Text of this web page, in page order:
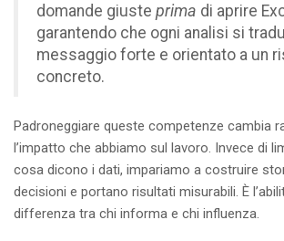
domande giuste prima di aprire
garantendo che ogni analisi si
messaggio forte e orientato a un
concreto.
Padroneggiare queste competenze cambia
l’impatto che abbiamo sul lavoro. Invece di
cosa dicono i dati, impariamo a costruire
decisioni e portano risultati misurabili. È
differenza tra chi informa e chi influenza.